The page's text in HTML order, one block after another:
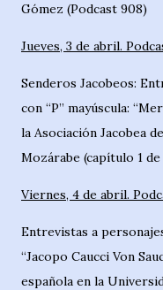
Gómez (Podcast 908)
Jueves, 3 de abril.
Senderos Jacobeos:
con “P” mayúscula:
la Asociación Jacobea
Mozárabe (capítulo 1 de
Viernes, 4 de abril.
Entrevistas a
“Jacopo Caucci Von
española en la